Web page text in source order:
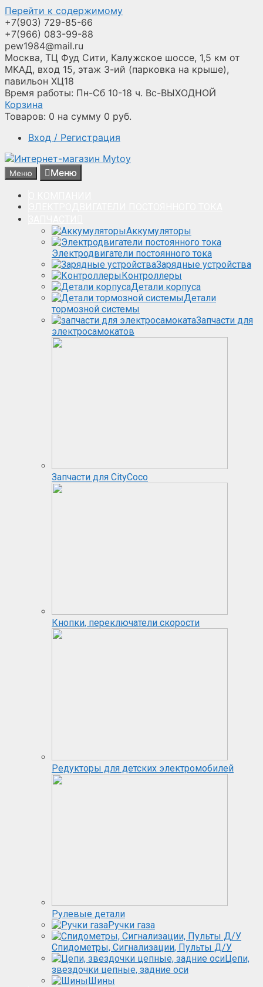
Перейти к содержимому
+7(903) 729-85-66
+7(966) 083-99-88
pew1984@mail.ru
Москва, ТЦ Фуд Сити, Калужское шоссе, 1,5 км от
МКАД, вход 15, этаж 3-ий (парковка на крыше),
павильон ХЦ18
Время работы: Пн-Сб 10-18 ч. Вс-ВЫХОДНОЙ
Корзина
Товаров: 0 на сумму 0 руб.
Вход / Регистрация
Меню Меню
Аккумуляторы
Электродвигатели постоянного тока
Зарядные устройства
Контроллеры
Детали корпуса
Детали
тормозной системы
Запчасти для
электросамокатов
Запчасти для CityCoco
Кнопки, переключатели скорости
Редукторы для детских электромобилей
Рулевые детали
Ручки газа
Спидометры, Сигнализации, Пульты Д/У
Цепи,
звездочки цепные, задние оси
Шины